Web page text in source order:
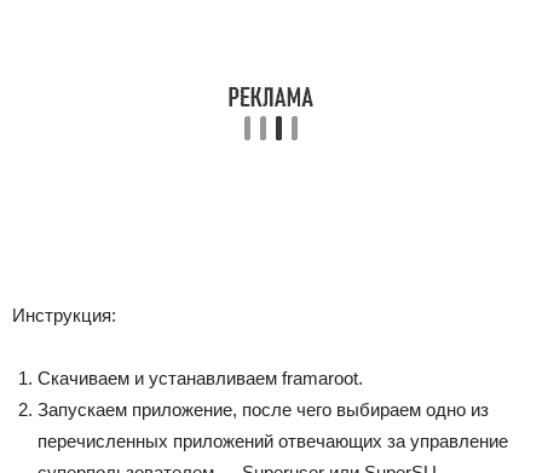
Инструкция:
Скачиваем и устанавливаем framaroot.
Запускаем приложение, после чего выбираем одно из
перечисленных приложений отвечающих за управление